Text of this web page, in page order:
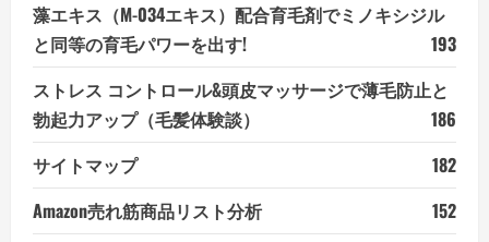
藻エキス（M-034エキス）配合育毛剤でミノキシジル
と同等の育毛パワーを出す!
193
ストレス コントロール&頭皮マッサージで薄毛防止と
勃起力アップ（毛髪体験談）
186
サイトマップ
182
Amazon売れ筋商品リスト分析
152